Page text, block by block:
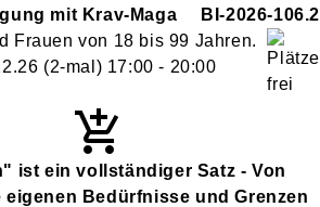
mit Krav-Maga
BI-2026-106.2
Frauen von 18 bis 99 Jahren.
(2-mal) 17:00 - 20:00
ist ein vollständiger Satz - Von
Bedürfnisse und Grenzen